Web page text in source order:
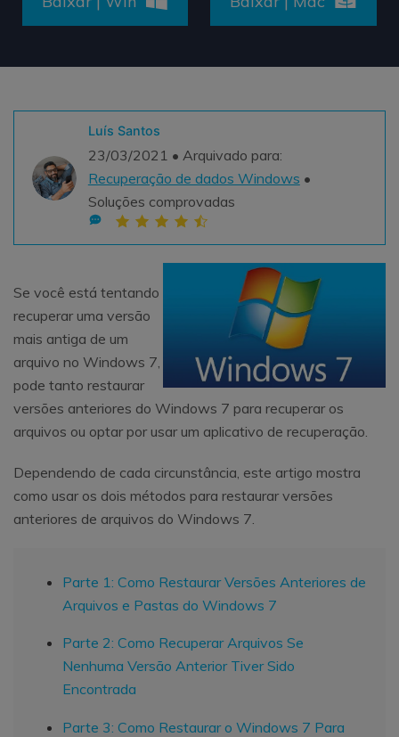
Teste Grátis
Teste Grátis
Outros Produtos
UBackit - Backup de Dados
Teste Online
Luís Santos
23/03/2021 • Arquivado para:
Recuperação de dados Windows •
Soluções comprovadas
Se você está tentando
recuperar uma versão
mais antiga de um
arquivo no Windows 7,
pode tanto restaurar
versões anteriores do Windows 7 para recuperar os
arquivos ou optar por usar um aplicativo de recuperação.
Dependendo de cada circunstância, este artigo mostra
como usar os dois métodos para restaurar versões
anteriores de arquivos do Windows 7.
Parte 1: Como Restaurar Versões Anteriores de
Arquivos e Pastas do Windows 7
Parte 2: Como Recuperar Arquivos Se
Nenhuma Versão Anterior Tiver Sido
Encontrada
Parte 3: Como Restaurar o Windows 7 Para